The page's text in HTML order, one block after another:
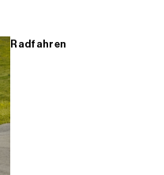
Radfahren